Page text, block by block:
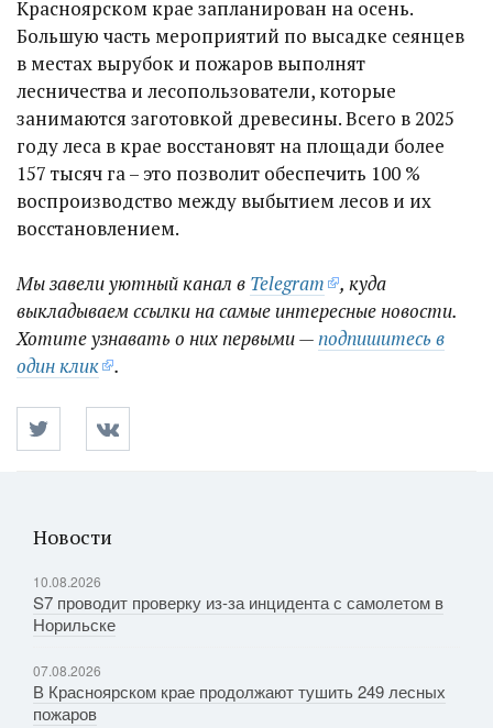
Красноярском крае запланирован на осень.
Большую часть мероприятий по высадке сеянцев
в местах вырубок и пожаров выполнят
лесничества и лесопользователи, которые
занимаются заготовкой древесины. Всего в 2025
году леса в крае восстановят на площади более
157 тысяч га – это позволит обеспечить 100 %
воспроизводство между выбытием лесов и их
восстановлением.
Мы завели уютный канал в Telegram
, куда
выкладываем ссылки на самые интересные новости.
Хотите узнавать о них первыми —подпишитесь в
один клик
.
Новости
10.08.2026
S7 проводит проверку из-за инцидента с самолетом в
Норильске
07.08.2026
В Красноярском крае продолжают тушить 249 лесных
пожаров